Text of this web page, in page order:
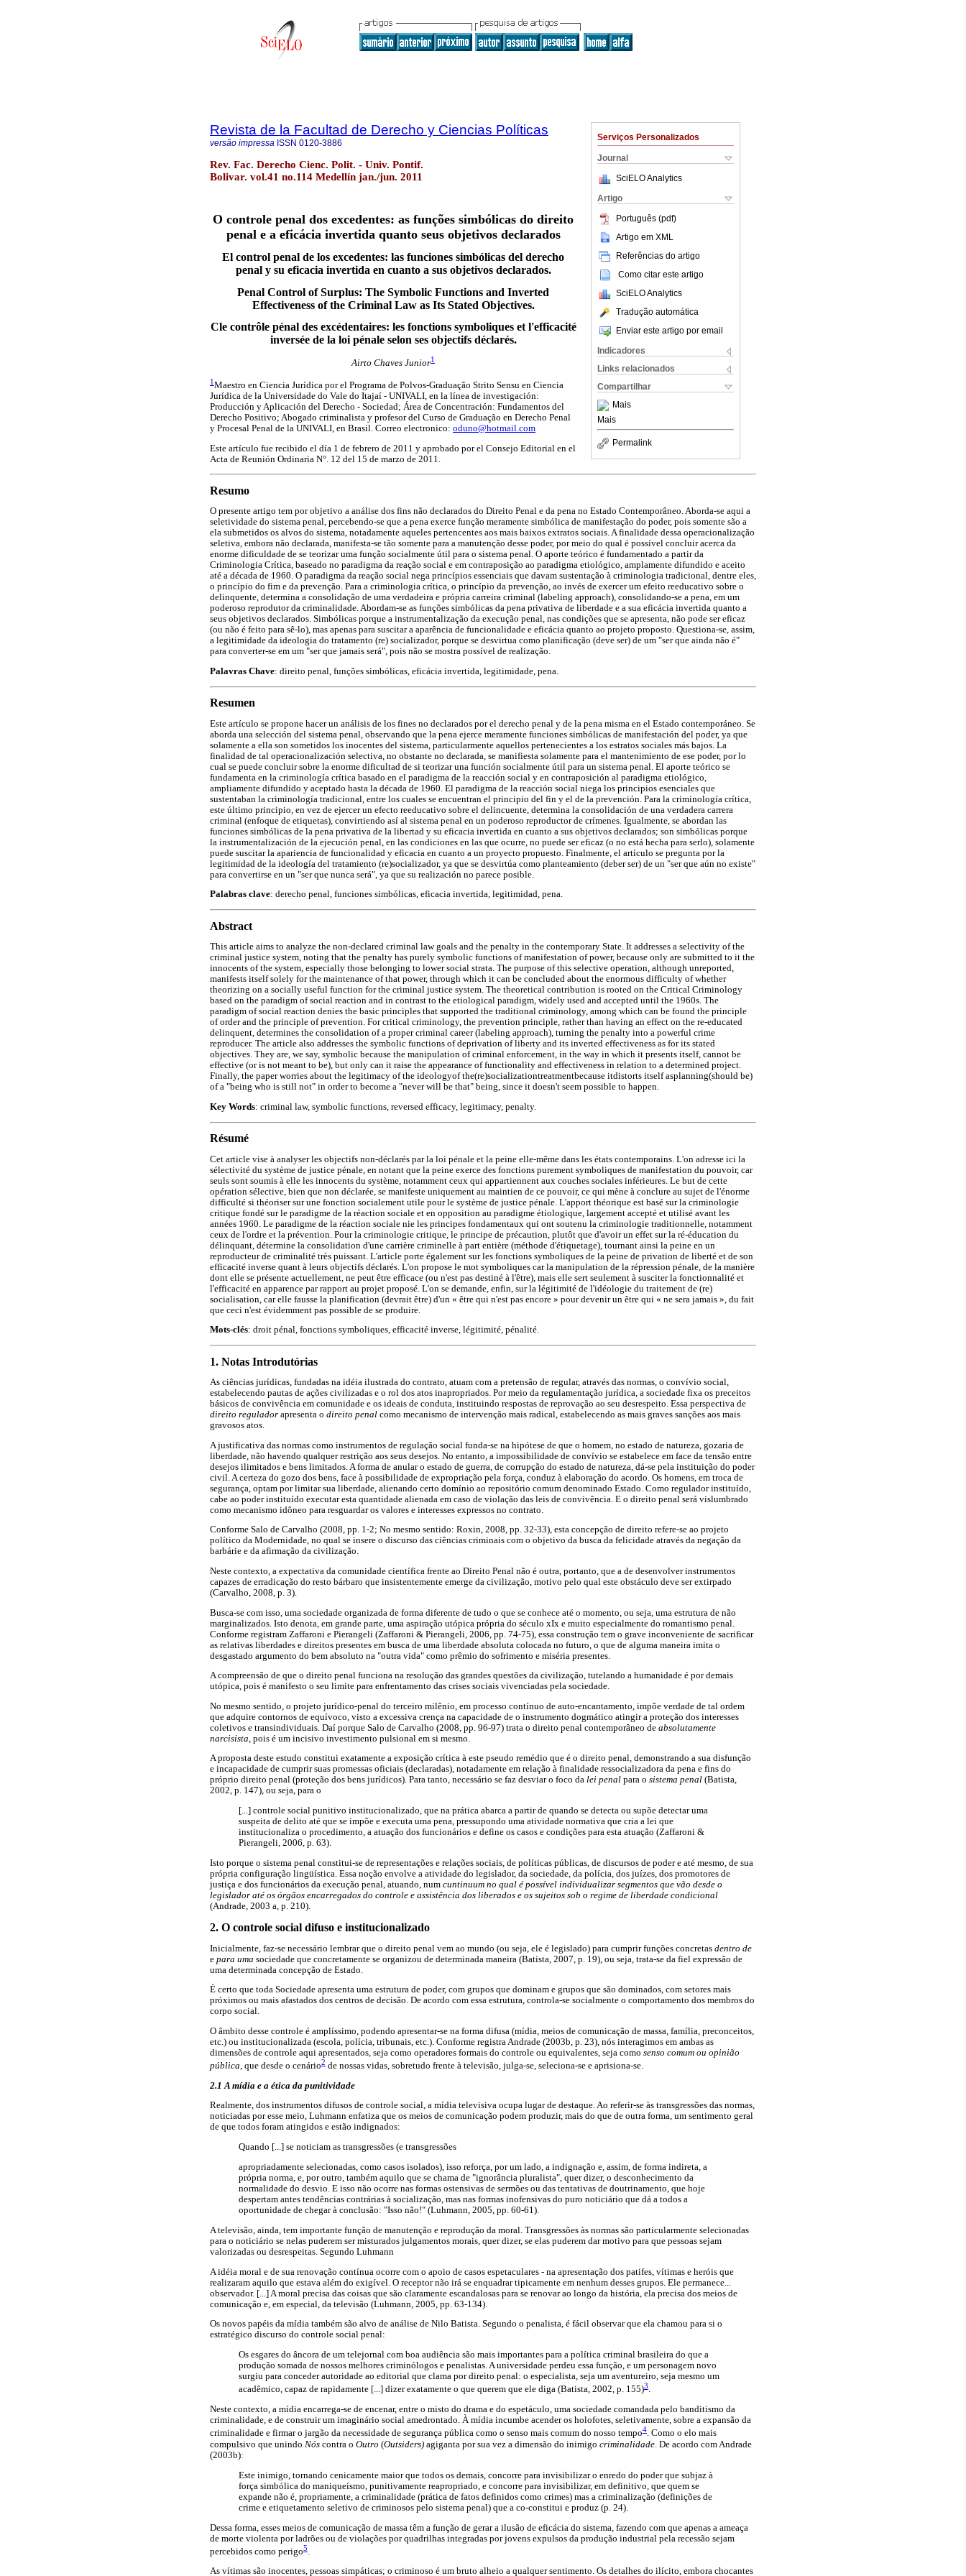
Serviços Personalizados
Journal
SciELO Analytics
Artigo
Português (pdf)
Artigo em XML
Referências do artigo
Como citar este artigo
SciELO Analytics
Tradução automática
Enviar este artigo por email
Indicadores
Links relacionados
Compartilhar
Mais
Mais
Permalink
Revista de la Facultad de Derecho y Ciencias Políticas
versão impressa ISSN 0120-3886
Rev. Fac. Derecho Cienc. Polit. - Univ. Pontif.
Bolivar. vol.41 no.114 Medellín jan./jun. 2011
O controle penal dos excedentes: as funções simbólicas do direito
penal e a eficácia invertida quanto seus objetivos declarados
El control penal de los excedentes: las funciones simbólicas del derecho
penal y su eficacia invertida en cuanto a sus objetivos declarados.
Penal Control of Surplus: The Symbolic Functions and Inverted
Effectiveness of the Criminal Law as Its Stated Objectives.
Cle contrôle pénal des excédentaires: les fonctions symboliques et l'efficacité
inversée de la loi pénale selon ses objectifs déclarés.
Airto Chaves Junior1
1 Maestro en Ciencia Jurídica por el Programa de Polvos-Graduação Strito Sensu en Ciencia
Jurídica de la Universidade do Vale do Itajaí - UNIVALI, en la línea de investigación:
Producción y Aplicación del Derecho - Sociedad; Área de Concentración: Fundamentos del
Derecho Positivo; Abogado criminalista y profesor del Curso de Graduação en Derecho Penal
y Procesal Penal de la UNIVALI, en Brasil. Correo electronico: oduno@hotmail.com
Este artículo fue recibido el día 1 de febrero de 2011 y aprobado por el Consejo Editorial en el
Acta de Reunión Ordinaria N°. 12 del 15 de marzo de 2011.
Resumo
O presente artigo tem por objetivo a análise dos fins não declarados do Direito Penal e da pena no Estado Contemporâneo. Aborda-se aqui a
seletividade do sistema penal, percebendo-se que a pena exerce função meramente simbólica de manifestação do poder, pois somente são a
ela submetidos os alvos do sistema, notadamente aqueles pertencentes aos mais baixos extratos sociais. A finalidade dessa operacionalização
seletiva, embora não declarada, manifesta-se tão somente para a manutenção desse poder, por meio do qual é possível concluir acerca da
enorme dificuldade de se teorizar uma função socialmente útil para o sistema penal. O aporte teórico é fundamentado a partir da
Criminologia Crítica, baseado no paradigma da reação social e em contraposição ao paradigma etiológico, amplamente difundido e aceito
até a década de 1960. O paradigma da reação social nega princípios essenciais que davam sustentação à criminologia tradicional, dentre eles,
o princípio do fim e da prevenção. Para a criminologia crítica, o princípio da prevenção, ao invés de exercer um efeito reeducativo sobre o
delinquente, determina a consolidação de uma verdadeira e própria carreira criminal (labeling approach), consolidando-se a pena, em um
poderoso reprodutor da criminalidade. Abordam-se as funções simbólicas da pena privativa de liberdade e a sua eficácia invertida quanto a
seus objetivos declarados. Simbólicas porque a instrumentalização da execução penal, nas condições que se apresenta, não pode ser eficaz
(ou não é feito para sê-lo), mas apenas para suscitar a aparência de funcionalidade e eficácia quanto ao projeto proposto. Questiona-se, assim,
a legitimidade da ideologia do tratamento (re) socializador, porque se desvirtua como planificação (deve ser) de um "ser que ainda não é"
para converter-se em um "ser que jamais será", pois não se mostra possível de realização.
Palavras Chave: direito penal, funções simbólicas, eficácia invertida, legitimidade, pena.
Resumen
Este artículo se propone hacer un análisis de los fines no declarados por el derecho penal y de la pena misma en el Estado contemporáneo. Se
aborda una selección del sistema penal, observando que la pena ejerce meramente funciones simbólicas de manifestación del poder, ya que
solamente a ella son sometidos los inocentes del sistema, particularmente aquellos pertenecientes a los estratos sociales más bajos. La
finalidad de tal operacionalización selectiva, no obstante no declarada, se manifiesta solamente para el mantenimiento de ese poder, por lo
cual se puede concluir sobre la enorme dificultad de si teorizar una función socialmente útil para un sistema penal. El aporte teórico se
fundamenta en la criminología crítica basado en el paradigma de la reacción social y en contraposición al paradigma etiológico,
ampliamente difundido y aceptado hasta la década de 1960. El paradigma de la reacción social niega los principios esenciales que
sustentaban la criminología tradicional, entre los cuales se encuentran el principio del fin y el de la prevención. Para la criminología crítica,
este último principio, en vez de ejercer un efecto reeducativo sobre el delincuente, determina la consolidación de una verdadera carrera
criminal (enfoque de etiquetas), convirtiendo así al sistema penal en un poderoso reproductor de crímenes. Igualmente, se abordan las
funciones simbólicas de la pena privativa de la libertad y su eficacia invertida en cuanto a sus objetivos declarados; son simbólicas porque
la instrumentalización de la ejecución penal, en las condiciones en las que ocurre, no puede ser eficaz (o no está hecha para serlo), solamente
puede suscitar la apariencia de funcionalidad y eficacia en cuanto a un proyecto propuesto. Finalmente, el artículo se pregunta por la
legitimidad de la ideología del tratamiento (re)socializador, ya que se desvirtúa como planteamiento (deber ser) de un "ser que aún no existe"
para convertirse en un "ser que nunca será", ya que su realización no parece posible.
Palabras clave: derecho penal, funciones simbólicas, eficacia invertida, legitimidad, pena.
Abstract
This article aims to analyze the non-declared criminal law goals and the penalty in the contemporary State. It addresses a selectivity of the
criminal justice system, noting that the penalty has purely symbolic functions of manifestation of power, because only are submitted to it the
innocents of the system, especially those belonging to lower social strata. The purpose of this selective operation, although unreported,
manifests itself solely for the maintenance of that power, through which it can be concluded about the enormous difficulty of whether
theorizing on a socially useful function for the criminal justice system. The theoretical contribution is rooted on the Critical Criminology
based on the paradigm of social reaction and in contrast to the etiological paradigm, widely used and accepted until the 1960s. The
paradigm of social reaction denies the basic principles that supported the traditional criminology, among which can be found the principle
of order and the principle of prevention. For critical criminology, the prevention principle, rather than having an effect on the re-educated
delinquent, determines the consolidation of a proper criminal career (labeling approach), turning the penalty into a powerful crime
reproducer. The article also addresses the symbolic functions of deprivation of liberty and its inverted effectiveness as for its stated
objectives. They are, we say, symbolic because the manipulation of criminal enforcement, in the way in which it presents itself, cannot be
effective (or is not meant to be), but only can it raise the appearance of functionality and effectiveness in relation to a determined project.
Finally, the paper worries about the legitimacy of the ideologyof the(re)socializationtreatmentbecause itdistorts itself asplanning(should be)
of a "being who is still not" in order to become a "never will be that" being, since it doesn't seem possible to happen.
Key Words: criminal law, symbolic functions, reversed efficacy, legitimacy, penalty.
Résumé
Cet article vise à analyser les objectifs non-déclarés par la loi pénale et la peine elle-même dans les états contemporains. L'on adresse ici la
sélectivité du système de justice pénale, en notant que la peine exerce des fonctions purement symboliques de manifestation du pouvoir, car
seuls sont soumis à elle les innocents du système, notamment ceux qui appartiennent aux couches sociales inférieures. Le but de cette
opération sélective, bien que non déclarée, se manifeste uniquement au maintien de ce pouvoir, ce qui mène à conclure au sujet de l'énorme
difficulté si théoriser sur une fonction socialement utile pour le système de justice pénale. L'apport théorique est basé sur la criminologie
critique fondé sur le paradigme de la réaction sociale et en opposition au paradigme étiologique, largement accepté et utilisé avant les
années 1960. Le paradigme de la réaction sociale nie les principes fondamentaux qui ont soutenu la criminologie traditionnelle, notamment
ceux de l'ordre et la prévention. Pour la criminologie critique, le principe de précaution, plutôt que d'avoir un effet sur la ré-éducation du
délinquant, détermine la consolidation d'une carrière criminelle à part entière (méthode d'étiquetage), tournant ainsi la peine en un
reproducteur de criminalité très puissant. L'article porte également sur les fonctions symboliques de la peine de privation de liberté et de son
efficacité inverse quant à leurs objectifs déclarés. L'on propose le mot symboliques car la manipulation de la répression pénale, de la manière
dont elle se présente actuellement, ne peut être efficace (ou n'est pas destiné à l'être), mais elle sert seulement à susciter la fonctionnalité et
l'efficacité en apparence par rapport au projet proposé. L'on se demande, enfin, sur la légitimité de l'idéologie du traitement de (re)
socialisation, car elle fausse la planification (devrait être) d'un « être qui n'est pas encore » pour devenir un être qui « ne sera jamais », du fait
que ceci n'est évidemment pas possible de se produire.
Mots-clés: droit pénal, fonctions symboliques, efficacité inverse, légitimité, pénalité.
1. Notas Introdutórias
As ciências jurídicas, fundadas na idéia ilustrada do contrato, atuam com a pretensão de regular, através das normas, o convívio social,
estabelecendo pautas de ações civilizadas e o rol dos atos inapropriados. Por meio da regulamentação jurídica, a sociedade fixa os preceitos
básicos de convivência em comunidade e os ideais de conduta, instituindo respostas de reprovação ao seu desrespeito. Essa perspectiva de
direito regulador apresenta o direito penal como mecanismo de intervenção mais radical, estabelecendo as mais graves sanções aos mais
gravosos atos.
A justificativa das normas como instrumentos de regulação social funda-se na hipótese de que o homem, no estado de natureza, gozaria de
liberdade, não havendo qualquer restrição aos seus desejos. No entanto, a impossibilidade de convívio se estabelece em face da tensão entre
desejos ilimitados e bens limitados. A forma de anular o estado de guerra, de corrupção do estado de natureza, dá-se pela instituição do poder
civil. A certeza do gozo dos bens, face à possibilidade de expropriação pela força, conduz à elaboração do acordo. Os homens, em troca de
segurança, optam por limitar sua liberdade, alienando certo domínio ao repositório comum denominado Estado. Como regulador instituído,
cabe ao poder instituído executar esta quantidade alienada em caso de violação das leis de convivência. E o direito penal será vislumbrado
como mecanismo idôneo para resguardar os valores e interesses expressos no contrato.
Conforme Salo de Carvalho (2008, pp. 1-2; No mesmo sentido: Roxin, 2008, pp. 32-33), esta concepção de direito refere-se ao projeto
político da Modernidade, no qual se insere o discurso das ciências criminais com o objetivo da busca da felicidade através da negação da
barbárie e da afirmação da civilização.
Neste contexto, a expectativa da comunidade científica frente ao Direito Penal não é outra, portanto, que a de desenvolver instrumentos
capazes de erradicação do resto bárbaro que insistentemente emerge da civilização, motivo pelo qual este obstáculo deve ser extirpado
(Carvalho, 2008, p. 3).
Busca-se com isso, uma sociedade organizada de forma diferente de tudo o que se conhece até o momento, ou seja, uma estrutura de não
marginalizados. Isto denota, em grande parte, uma aspiração utópica própria do século xIx e muito especialmente do romantismo penal.
Conforme registram Zaffaroni e Pierangeli (Zaffaroni & Pierangeli, 2006, pp. 74-75), essa construção tem o grave inconveniente de sacrificar
as relativas liberdades e direitos presentes em busca de uma liberdade absoluta colocada no futuro, o que de alguma maneira imita o
desgastado argumento do bem absoluto na "outra vida" como prêmio do sofrimento e miséria presentes.
A compreensão de que o direito penal funciona na resolução das grandes questões da civilização, tutelando a humanidade é por demais
utópica, pois é manifesto o seu limite para enfrentamento das crises sociais vivenciadas pela sociedade.
No mesmo sentido, o projeto jurídico-penal do terceiro milênio, em processo contínuo de auto-encantamento, impõe verdade de tal ordem
que adquire contornos de equívoco, visto a excessiva crença na capacidade de o instrumento dogmático atingir a proteção dos interesses
coletivos e transindividuais. Daí porque Salo de Carvalho (2008, pp. 96-97) trata o direito penal contemporâneo de absolutamente
narcisista, pois é um incisivo investimento pulsional em si mesmo.
A proposta deste estudo constitui exatamente a exposição crítica à este pseudo remédio que é o direito penal, demonstrando a sua disfunção
e incapacidade de cumprir suas promessas oficiais (declaradas), notadamente em relação à finalidade ressocializadora da pena e fins do
próprio direito penal (proteção dos bens jurídicos). Para tanto, necessário se faz desviar o foco da lei penal para o sistema penal (Batista,
2002, p. 147), ou seja, para o
[...] controle social punitivo institucionalizado, que na prática abarca a partir de quando se detecta ou supõe detectar uma
suspeita de delito até que se impõe e executa uma pena, pressupondo uma atividade normativa que cria a lei que
institucionaliza o procedimento, a atuação dos funcionários e define os casos e condições para esta atuação (Zaffaroni &
Pierangeli, 2006, p. 63).
Isto porque o sistema penal constitui-se de representações e relações sociais, de políticas públicas, de discursos de poder e até mesmo, de sua
própria configuração lingüística. Essa noção envolve a atividade do legislador, da sociedade, da polícia, dos juízes, dos promotores de
justiça e dos funcionários da execução penal, atuando, num cuntinuum no qual é possível individualizar segmentos que vão desde o
legislador até os órgãos encarregados do controle e assistência dos liberados e os sujeitos sob o regime de liberdade condicional
(Andrade, 2003 a, p. 210).
2. O controle social difuso e institucionalizado
Inicialmente, faz-se necessário lembrar que o direito penal vem ao mundo (ou seja, ele é legislado) para cumprir funções concretas dentro de
e para uma sociedade que concretamente se organizou de determinada maneira (Batista, 2007, p. 19), ou seja, trata-se da fiel expressão de
uma determinada concepção de Estado.
É certo que toda Sociedade apresenta uma estrutura de poder, com grupos que dominam e grupos que são dominados, com setores mais
próximos ou mais afastados dos centros de decisão. De acordo com essa estrutura, controla-se socialmente o comportamento dos membros do
corpo social.
O âmbito desse controle é amplíssimo, podendo apresentar-se na forma difusa (mídia, meios de comunicação de massa, família, preconceitos,
etc.) ou institucionalizada (escola, polícia, tribunais, etc.). Conforme registra Andrade (2003b, p. 23), nós interagimos em ambas as
dimensões de controle aqui apresentados, seja como operadores formais do controle ou equivalentes, seja como senso comum ou opinião
pública, que desde o cenário2 de nossas vidas, sobretudo frente à televisão, julga-se, seleciona-se e aprisiona-se.
2.1 A mídia e a ética da punitividade
Realmente, dos instrumentos difusos de controle social, a mídia televisiva ocupa lugar de destaque. Ao referir-se às transgressões das normas,
noticiadas por esse meio, Luhmann enfatiza que os meios de comunicação podem produzir, mais do que de outra forma, um sentimento geral
de que todos foram atingidos e estão indignados:
Quando [...] se noticiam as transgressões (e transgressões
apropriadamente selecionadas, como casos isolados), isso reforça, por um lado, a indignação e, assim, de forma indireta, a
própria norma, e, por outro, também aquilo que se chama de "ignorância pluralista", quer dizer, o desconhecimento da
normalidade do desvio. E isso não ocorre nas formas ostensivas de sermões ou das tentativas de doutrinamento, que hoje
despertam antes tendências contrárias à socialização, mas nas formas inofensivas do puro noticiário que dá a todos a
oportunidade de chegar à conclusão: "Isso não!" (Luhmann, 2005, pp. 60-61).
A televisão, ainda, tem importante função de manutenção e reprodução da moral. Transgressões às normas são particularmente selecionadas
para o noticiário se nelas puderem ser misturados julgamentos morais, quer dizer, se elas puderem dar motivo para que pessoas sejam
valorizadas ou desrespeitas. Segundo Luhmann
A idéia moral e de sua renovação contínua ocorre com o apoio de casos espetaculares - na apresentação dos patifes, vítimas e heróis que
realizaram aquilo que estava além do exigível. O receptor não irá se enquadrar tipicamente em nenhum desses grupos. Ele permanece...
observador. [...] A moral precisa das coisas que são claramente escandalosas para se renovar ao longo da história, ela precisa dos meios de
comunicação e, em especial, da televisão (Luhmann, 2005, pp. 63-134).
Os novos papéis da mídia também são alvo de análise de Nilo Batista. Segundo o penalista, é fácil observar que ela chamou para si o
estratégico discurso do controle social penal:
Os esgares do âncora de um telejornal com boa audiência são mais importantes para a política criminal brasileira do que a
produção somada de nossos melhores criminólogos e penalistas. A universidade perdeu essa função, e um personagem novo
surgiu para conceder autoridade ao editorial que clama por direito penal: o especialista, seja um aventureiro, seja mesmo um
acadêmico, capaz de rapidamente [...] dizer exatamente o que querem que ele diga (Batista, 2002, p. 155)3.
Neste contexto, a mídia encarrega-se de encenar, entre o misto do drama e do espetáculo, uma sociedade comandada pelo banditismo da
criminalidade, e de construir um imaginário social amedrontado. À mídia incumbe acender os holofotes, seletivamente, sobre a expansão da
criminalidade e firmar o jargão da necessidade de segurança pública como o senso mais comum do nosso tempo4. Como o elo mais
compulsivo que unindo Nós contra o Outro (Outsiders) agiganta por sua vez a dimensão do inimigo criminalidade . De acordo com Andrade
(2003b):
Este inimigo, tornando cenicamente maior que todos os demais, concorre para invisibilizar o enredo do poder que subjaz à
força simbólica do maniqueísmo, punitivamente reapropriado, e concorre para invisibilizar, em definitivo, que quem se
expande não é, propriamente, a criminalidade (prática de fatos definidos como crimes) mas a criminalização (definições de
crime e etiquetamento seletivo de criminosos pelo sistema penal) que a co-constitui e produz (p. 24).
Dessa forma, esses meios de comunicação de massa têm a função de gerar a ilusão de eficácia do sistema, fazendo com que apenas a ameaça
de morte violenta por ladrões ou de violações por quadrilhas integradas por jovens expulsos da produção industrial pela recessão sejam
percebidos como perigo5
As vítimas são inocentes, pessoas simpáticas; o criminoso é um bruto alheio a qualquer sentimento. Os detalhes do ilícito, embora chocantes